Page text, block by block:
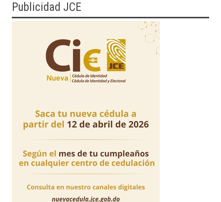
Publicidad JCE